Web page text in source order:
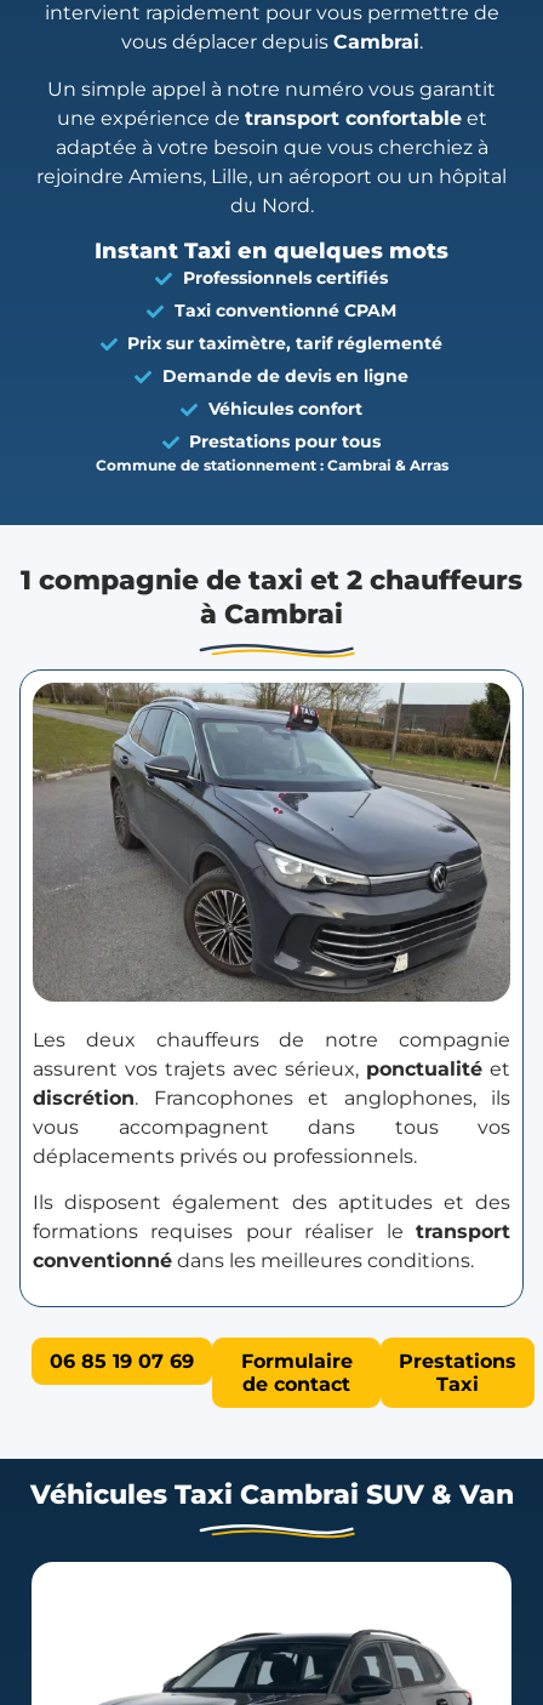
intervient rapidement pour vous permettre de
vous déplacer depuis Cambrai.
Un simple appel à notre numéro vous garantit
une expérience de transport confortableet
adaptée à votre besoin que vous cherchiez à
rejoindre Amiens, Lille, un aéroport ou un hôpital
du Nord.
Instant Taxi en quelques mots
Professionnels certifiés
Taxi conventionné CPAM
Prix sur taximètre, tarif réglementé
Demande de devis en ligne
Véhicules confort
Prestations pour tous
Commune de stationnement : Cambrai & Arras
1 compagnie de taxi et 2 chauffeurs
à Cambrai
Les deux chauffeurs de notre compagnie
assurent vos trajets avec sérieux, ponctualité et
discrétion. Francophones et anglophones, ils
vous accompagnent dans tous vos
déplacements privés ou professionnels.
Ils disposent également des aptitudes et des
formations requises pour réaliser le transport
conventionné dans les meilleures conditions.
06 85 19 07 69
Formulaire
de contact
Prestations
Taxi
Véhicules Taxi Cambrai SUV & Van